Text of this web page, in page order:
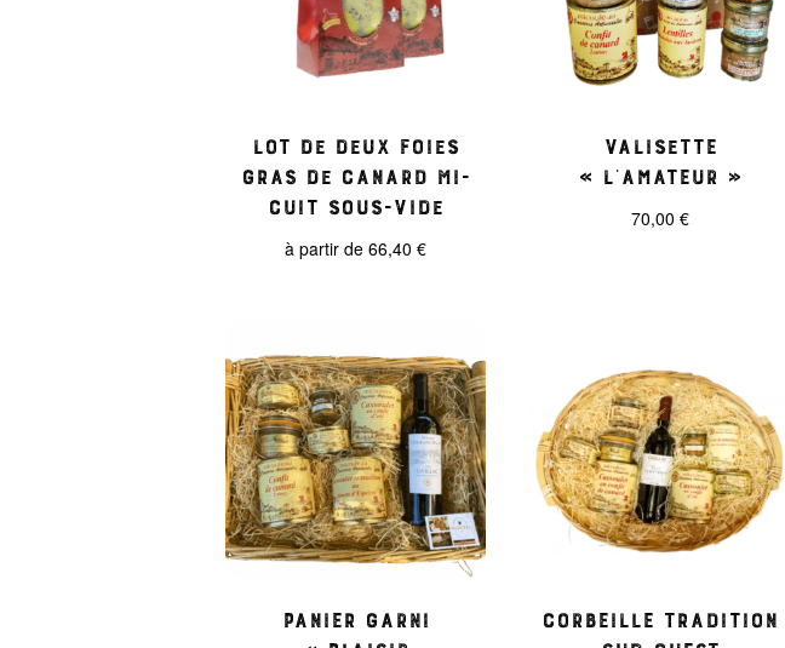
Lot de deux foies
gras de canard mi-
cuit sous-vide
à partir de66,40€
Valisette
« L’Amateur »
70,00 €
Panier garni
Corbeille Tradition